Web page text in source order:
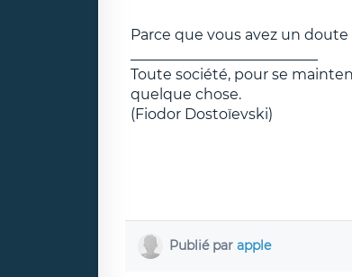
Parce que vous avez un doute
Toute société, pour se
quelque chose.
(Fiodor Dostoïevski)
Publié par apple